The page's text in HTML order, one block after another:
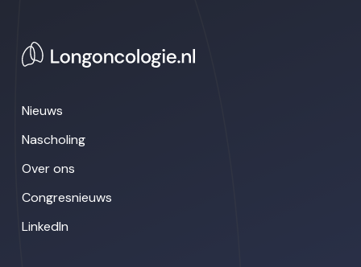
Nieuws
Nascholing
Over ons
Congresnieuws
LinkedIn